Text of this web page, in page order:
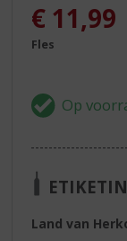
€ 11,99
Fles
Land van